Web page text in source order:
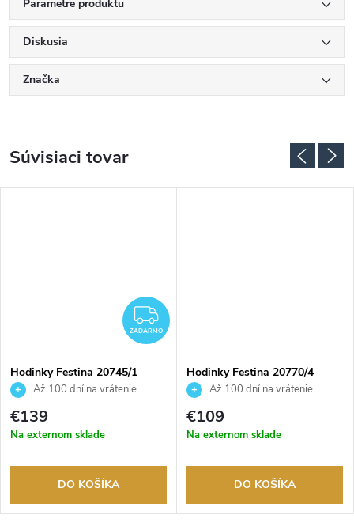
Parametre produktu
Diskusia
Značka
Súvisiaci tovar
ZADARMO
ZADARMO
Hodinky Festina 20745/1
Až 100 dní na vrátenie
tovaru. Autorizovaný predajca.
€139
Na externom sklade
DO KOŠÍKA
Hodinky Festina 20770/4
Až 100 dní na vrátenie
tovaru. Autorizovaný predajca.
€109
Na externom sklade
DO KOŠÍKA